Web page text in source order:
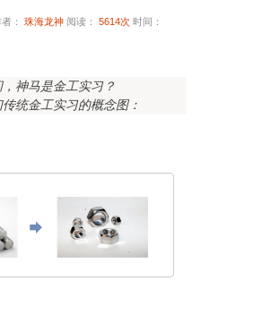
： 珠海龙神 阅读： 5614次 时间：
神马是金工实习？
统金工实习的概念图：